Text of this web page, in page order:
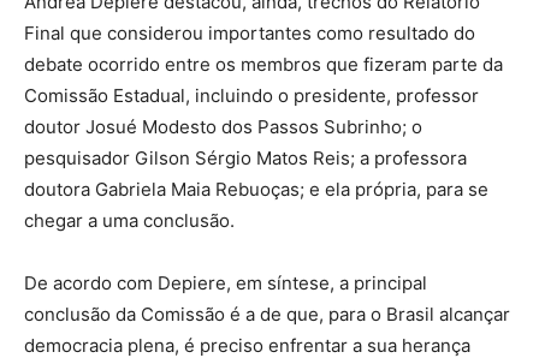
Final que considerou importantes como resultado do
debate ocorrido entre os membros que fizeram parte da
Comissão Estadual, incluindo o presidente, professor
doutor Josué Modesto dos Passos Subrinho; o
pesquisador Gilson Sérgio Matos Reis; a professora
doutora Gabriela Maia Rebuoças; e ela própria, para se
chegar a uma conclusão.
De acordo com Depiere, em síntese, a principal
conclusão da Comissão é a de que, para o Brasil alcançar
democracia plena, é preciso enfrentar a sua herança